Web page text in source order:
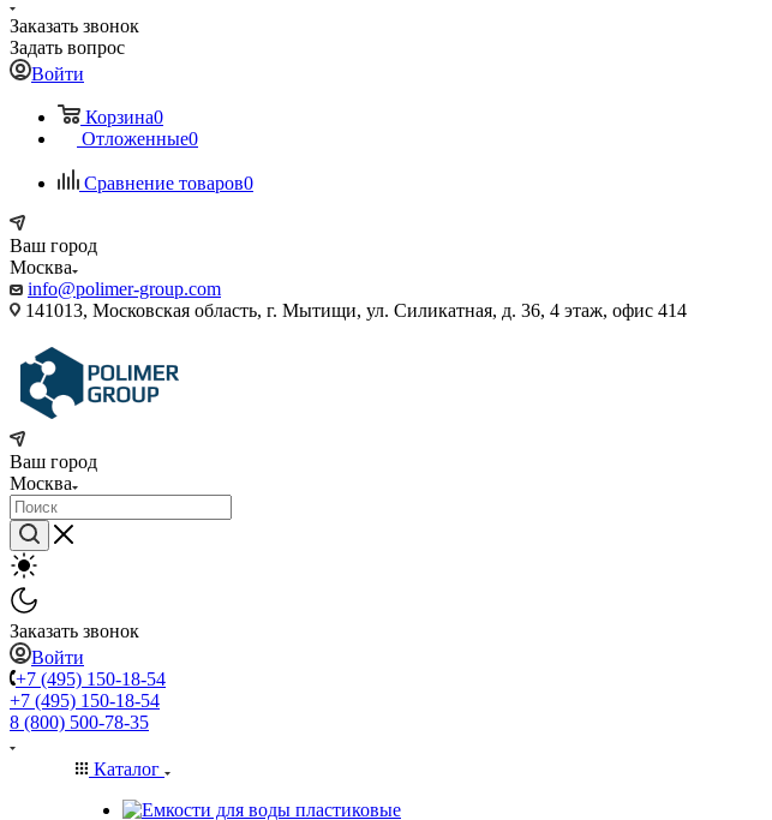
Заказать звонок
Задать вопрос
Войти
Корзина0
Отложенные0
Сравнение товаров0
Ваш город
Москва
info@polimer-group.com
141013, Московская область, г. Мытищи, ул. Силикатная, д. 36, 4 этаж, офис 414
Ваш город
Москва
Заказать звонок
Войти
+7 (495) 150-18-54
+7 (495) 150-18-54
8 (800) 500-78-35
Каталог